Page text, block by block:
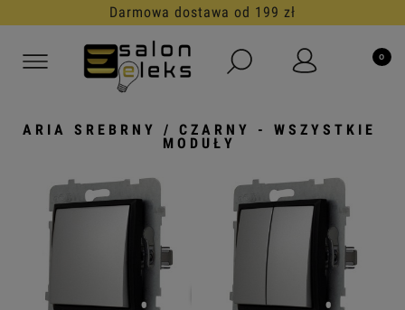
30 dni na darmowy zwrot
ARIA SREBRNY / CZARNY - WSZYSTKIE
MODUŁY